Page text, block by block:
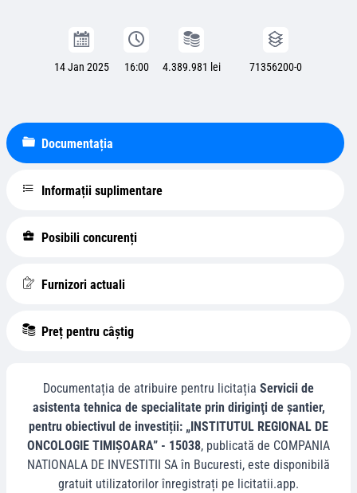
14 Jan 2025 16:00 4.389.981 lei 71356200-0
Documentația
Informații suplimentare
Posibili concurenți
Furnizori actuali
Preț pentru câștig
Documentația de atribuire pentru licitația Servicii de
asistenta tehnica de specialitate prin diriginţi de şantier,
pentru obiectivul de investiții: „INSTITUTUL REGIONAL DE
ONCOLOGIE TIMIȘOARA” - 15038, publicată de COMPANIA
NATIONALA DE INVESTITII SA în Bucuresti, este disponibilă
gratuit utilizatorilor înregistrați pe licitatii.app.